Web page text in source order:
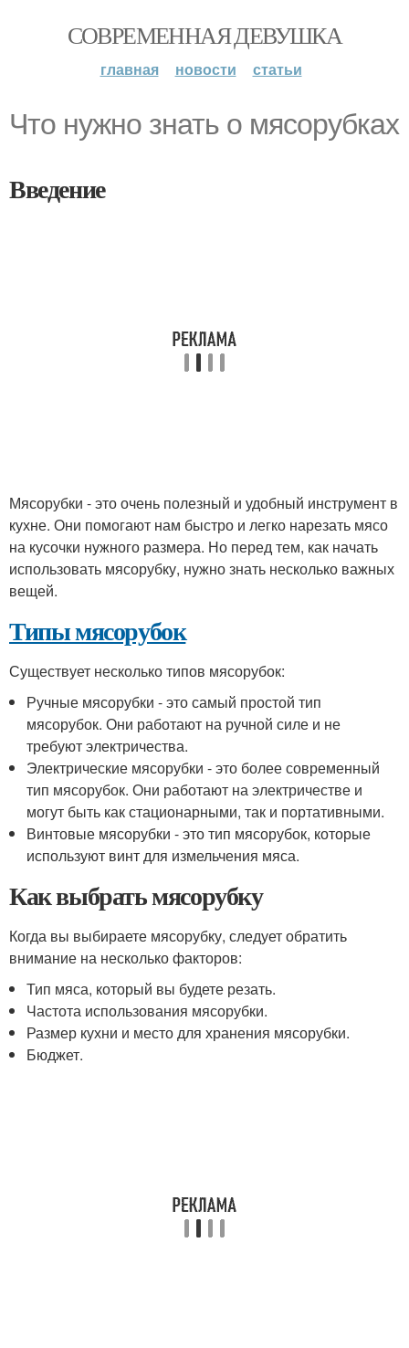
СОВРЕМЕННАЯ ДЕВУШКА
главная новости статьи
Что нужно знать о мясорубках
Введение
Мясорубки - это очень полезный и удобный инструмент в
кухне. Они помогают нам быстро и легко нарезать мясо
на кусочки нужного размера. Но перед тем, как начать
использовать мясорубку, нужно знать несколько важных
вещей.
Типы мясорубок
Существует несколько типов мясорубок:
Ручные мясорубки - это самый простой тип
мясорубок. Они работают на ручной силе и не
требуют электричества.
Электрические мясорубки - это более современный
тип мясорубок. Они работают на электричестве и
могут быть как стационарными, так и портативными.
Винтовые мясорубки - это тип мясорубок, которые
используют винт для измельчения мяса.
Как выбрать мясорубку
Когда вы выбираете мясорубку, следует обратить
внимание на несколько факторов:
Тип мяса, который вы будете резать.
Частота использования мясорубки.
Размер кухни и место для хранения мясорубки.
Бюджет.